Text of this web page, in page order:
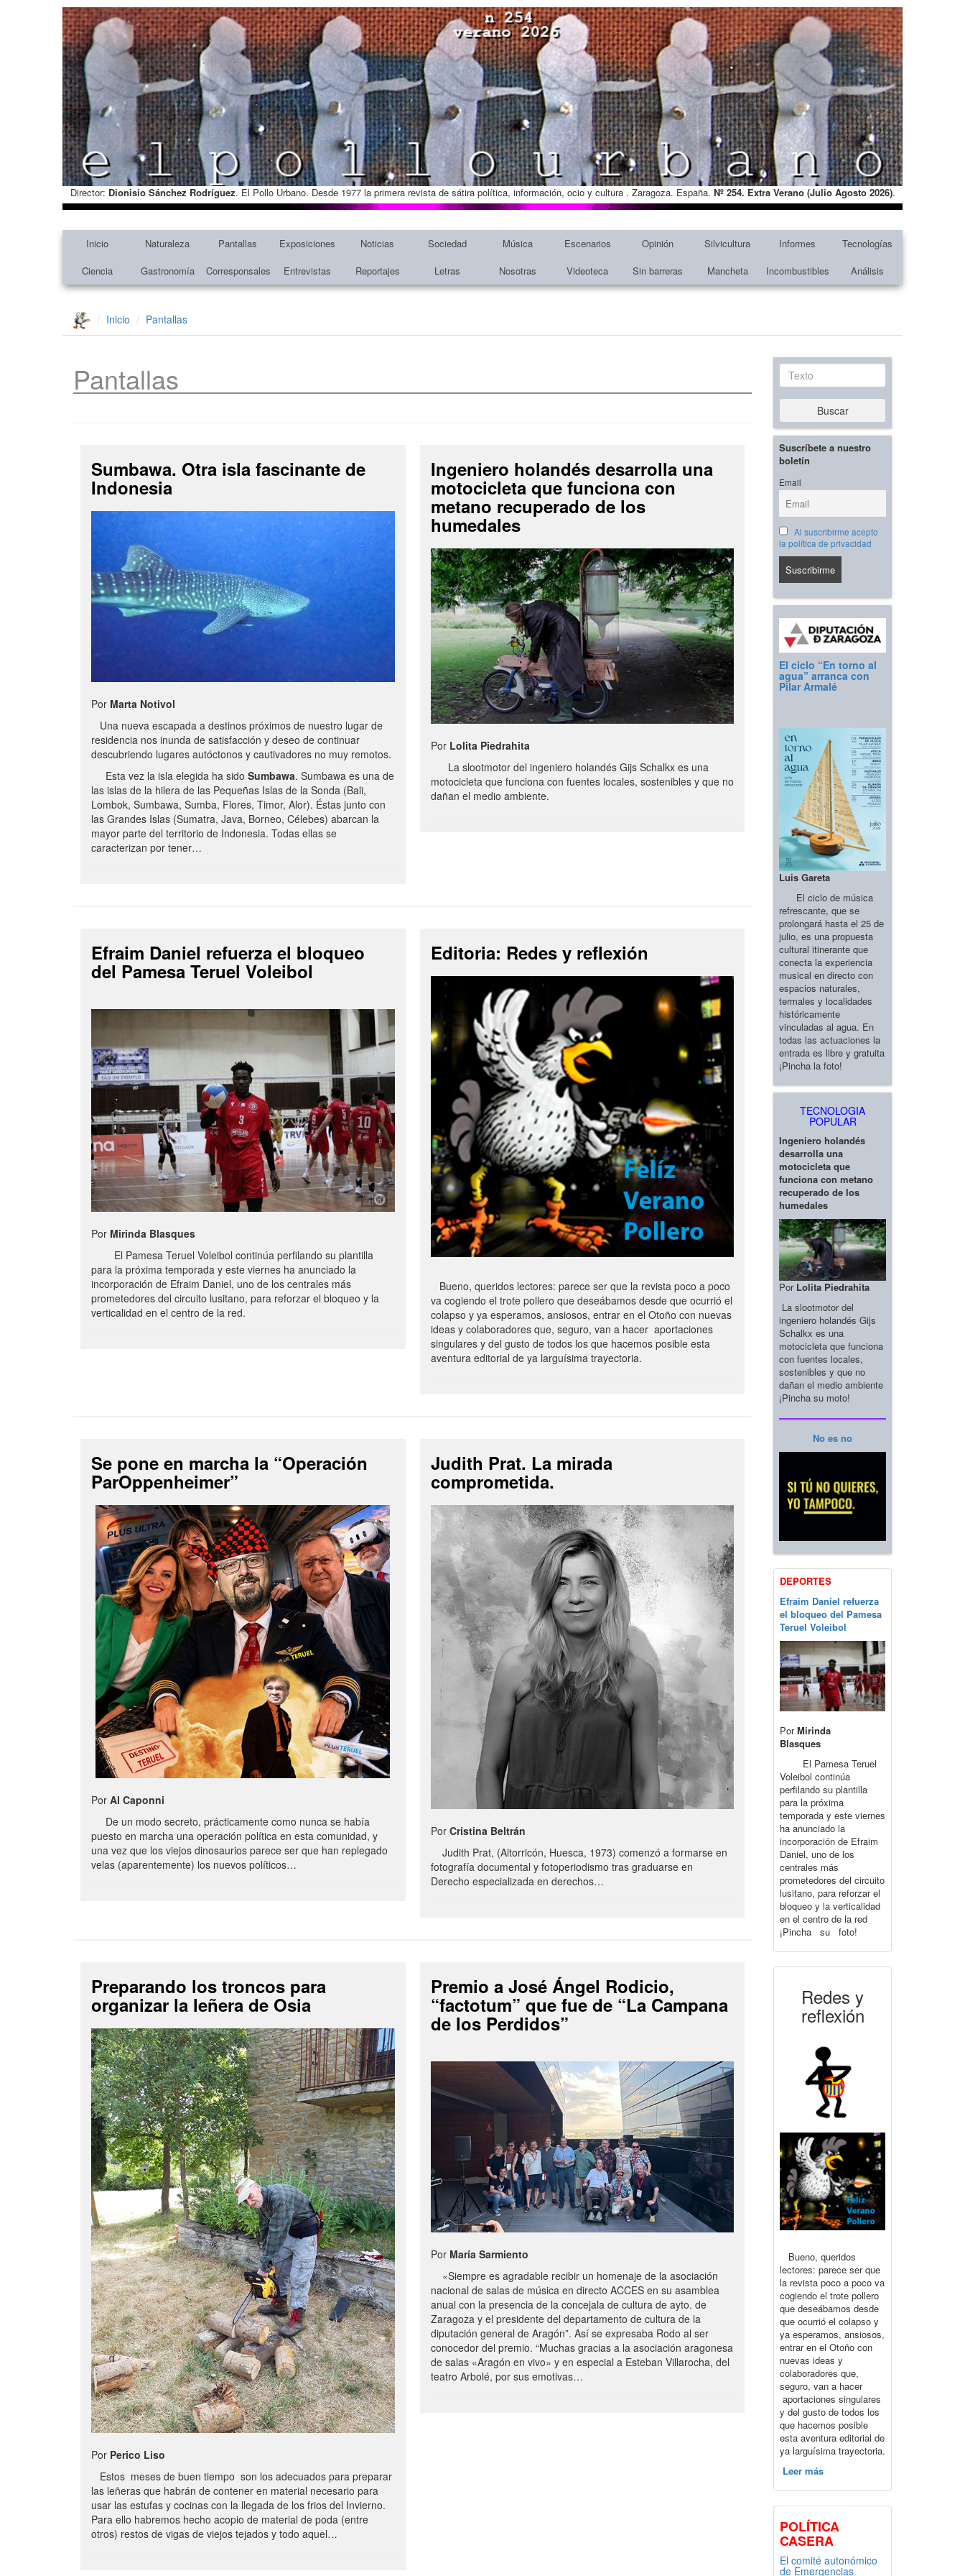
Director: Dionisio Sánchez Rodríguez. El Pollo Urbano. Desde 1977 la primera revista de sátira política, información, ocio y cultura . Zaragoza. España. Nº 254. Extra Verano (Julio Agosto 2026).
Inicio Naturaleza Pantallas Exposiciones Noticias Sociedad Música Escenarios Opinión Silvicultura Informes
Tecnologías
Ciencia
Gastronomía Corresponsales Entrevistas Reportajes Letras Nosotras Videoteca Sin barreras Mancheta Incombustibles Análisis
Inicio Pantallas
Pantallas
Sumbawa. Otra isla fascinante de
Indonesia
Por Marta Notivol
Una nueva escapada a destinos próximos de nuestro lugar de
residencia nos inunda de satisfacción y deseo de continuar
descubriendo lugares autóctonos y cautivadores no muy remotos.
Esta vez la isla elegida ha sido Sumbawa. Sumbawa es una de
las islas de la hilera de las Pequeñas Islas de la Sonda (Bali,
Lombok, Sumbawa, Sumba, Flores, Timor, Alor). Éstas junto con
las Grandes Islas (Sumatra, Java, Borneo, Célebes) abarcan la
mayor parte del territorio de Indonesia. Todas ellas se
caracterizan por tener…
Ingeniero holandés desarrolla una
motocicleta que funciona con
metano recuperado de los
humedales
Por Lolita Piedrahita
La slootmotor del ingeniero holandés Gijs Schalkx es una
motocicleta que funciona con fuentes locales, sostenibles y que no
dañan el medio ambiente.
Efraim Daniel refuerza el bloqueo
del Pamesa Teruel Voleibol
Por Mirinda Blasques
El Pamesa Teruel Voleibol continúa perfilando su plantilla
para la próxima temporada y este viernes ha anunciado la
incorporación de Efraim Daniel, uno de los centrales más
prometedores del circuito lusitano, para reforzar el bloqueo y la
verticalidad en el centro de la red.
Editoria: Redes y reflexión
Bueno, queridos lectores: parece ser que la revista poco a poco
va cogiendo el trote pollero que deseábamos desde que ocurrió el
colapso y ya esperamos, ansiosos, entrar en el Otoño con nuevas
ideas y colaboradores que, seguro, van a hacer aportaciones
singulares y del gusto de todos los que hacemos posible esta
aventura editorial de ya larguísima trayectoria.
Se pone en marcha la “Operación
ParOppenheimer”
Por Al Caponni
De un modo secreto, prácticamente como nunca se había
puesto en marcha una operación política en esta comunidad, y
una vez que los viejos dinosaurios parece ser que han replegado
velas (aparentemente) los nuevos políticos…
Judith Prat. La mirada
comprometida.
PorCristina Beltrán
Judith Prat, (Altorricón, Huesca, 1973) comenzó a formarse en
fotografía documental y fotoperiodismo tras graduarse en
Derecho especializada en derechos…
Preparando los troncos para
organizar la leñera de Osia
Por Perico Liso
Estos meses de buen tiempo son los adecuados para preparar
las leñeras que habrán de contener en material necesario para
usar las estufas y cocinas con la llegada de los frios del Invierno.
Para ello habremos hecho acopio de material de poda (entre
otros) restos de vigas de viejos tejados y todo aquel…
Premio a José Ángel Rodicio,
“factotum” que fue de “La Campana
de los Perdidos”
Por María Sarmiento
«Siempre es agradable recibir un homenaje de la asociación
nacional de salas de música en directo ACCES en su asamblea
anual con la presencia de la concejala de cultura de ayto. de
Zaragoza y el presidente del departamento de cultura de la
diputación general de Aragón”. Así se expresaba Rodo al ser
conocedor del premio. “Muchas gracias a la asociación aragonesa
de salas «Aragón en vivo» y en especial a Esteban Villarocha, del
teatro Arbolé, por sus emotivas…
Texto
Buscar
Suscríbete a nuestro
boletín
Email
Al suscribirme acepto
la política de privacidad
El ciclo “En torno al
agua” arranca con
Pilar Armalé
Luis Gareta
El ciclo de música
refrescante, que se
prolongará hasta el 25 de
julio, es una propuesta
cultural itinerante que
conecta la experiencia
musical en directo con
espacios naturales,
termales y localidades
históricamente
vinculadas al agua. En
todas las actuaciones la
entrada es libre y gratuita
¡Pincha la foto!
TECNOLOGIA
POPULAR
Ingeniero holandés
desarrolla una
motocicleta que
funciona con metano
recuperado de los
humedales
Por Lolita Piedrahita
La slootmotor del
ingeniero holandés Gijs
Schalkx es una
motocicleta que funciona
con fuentes locales,
sostenibles y que no
dañan el medio ambiente
¡Pincha su moto!
No es no
DEPORTES
Efraim Daniel refuerza
el bloqueo del Pamesa
Teruel Voleibol
PorMirinda
Blasques
El Pamesa Teruel
Voleibol continúa
perfilando su plantilla
para la próxima
temporada y este viernes
ha anunciado la
incorporación de Efraim
Daniel, uno de los
centrales más
prometedores del circuito
lusitano, para reforzar el
bloqueo y la verticalidad
en el centro de la red
¡Pincha su foto!
Redes y
reflexión
Bueno, queridos
lectores: parece ser que
la revista poco a poco va
cogiendo el trote pollero
que deseábamos desde
que ocurrió el colapso y
ya esperamos, ansiosos,
entrar en el Otoño con
nuevas ideas y
colaboradores que,
seguro, van a hacer
aportaciones singulares
y del gusto de todos los
que hacemos posible
esta aventura editorial de
ya larguísima trayectoria.
Leer más
POLÍTICA
CASERA
El comité autonómico
de Emergencias